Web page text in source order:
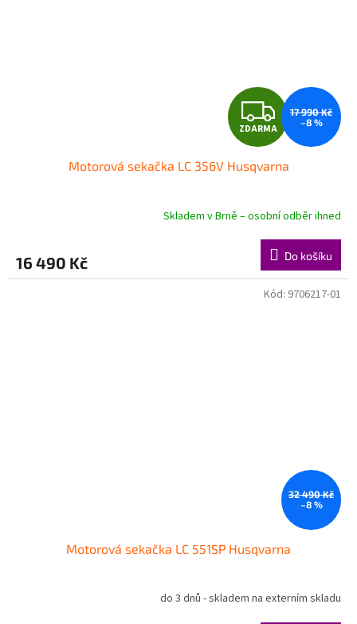
Z
D
A
R
M
A
ZDARMA
17 990 Kč
–8 %
Motorová sekačka LC 356V Husqvarna
Skladem v Brně – osobní odběr ihned
16 490 Kč Do košíku
32 490 Kč
–8 %
Motorová sekačka LC 551SP Husqvarna
do 3 dnů - skladem na externím skladu
Kód: 9706217-01